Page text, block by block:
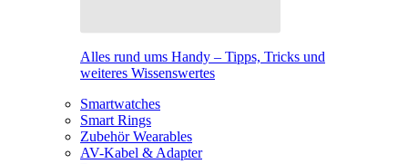
Alles rund ums Handy – Tipps, Tricks und
weiteres Wissenswertes
Smartwatches
Smart Rings
Zubehör Wearables
AV-Kabel & Adapter